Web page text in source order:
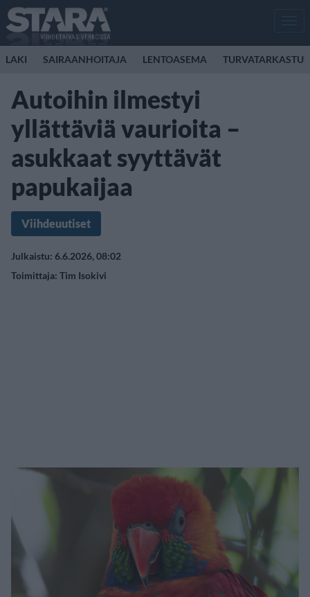
LAKI SAIRAANHOITAJA LENTOASEMA TURVATARKASTUS
Autoihin ilmestyi
yllättäviä vaurioita –
asukkaat syyttävät
papukaijaa
Viihdeuutiset
Julkaistu: 6.6.2026, 08:02
Toimittaja: Tim Isokivi